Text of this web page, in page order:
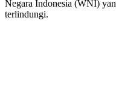
Negara Indonesia (WNI)
terlindungi.